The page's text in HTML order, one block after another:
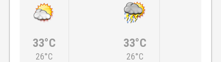
33°C
26°C
33°C
26°C